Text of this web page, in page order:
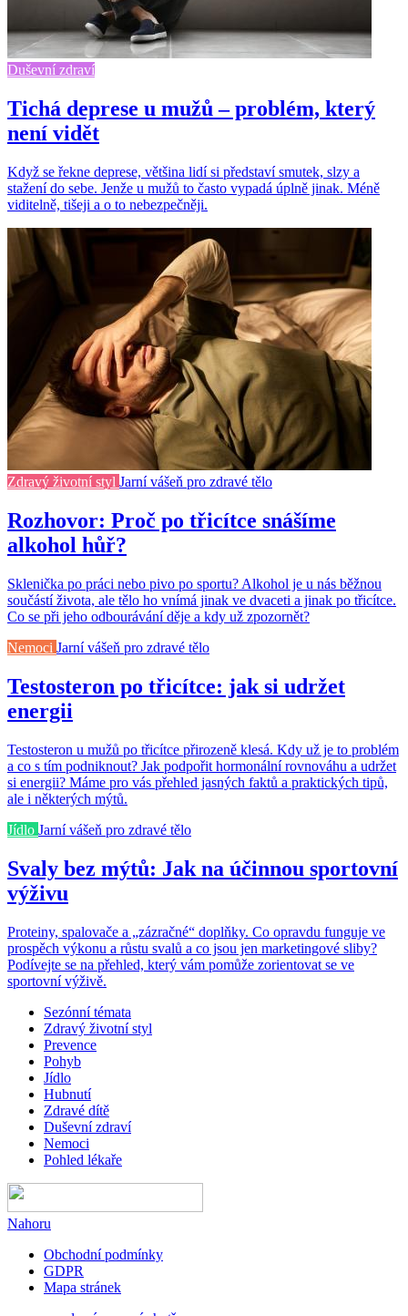
Duševní zdraví
Tichá deprese u mužů – problém, který
není vidět
Když se řekne deprese, většina lidí si představí smutek, slzy a
stažení do sebe. Jenže u mužů to často vypadá úplně jinak. Méně
viditelně, tišeji a o to nebezpečněji.
Zdravý životní styl Jarní vášeň pro zdravé tělo
Rozhovor: Proč po třicítce snášíme
alkohol hůř?
Sklenička po práci nebo pivo po sportu? Alkohol je u nás běžnou
součástí života, ale tělo ho vnímá jinak ve dvaceti a jinak po třicítce.
Co se při jeho odbourávání děje a kdy už zpozornět?
Nemoci Jarní vášeň pro zdravé tělo
Testosteron po třicítce: jak si udržet
energii
Testosteron u mužů po třicítce přirozeně klesá. Kdy už je to problém
a co s tím podniknout? Jak podpořit hormonální rovnováhu a udržet
si energii? Máme pro vás přehled jasných faktů a praktických tipů,
ale i některých mýtů.
Jídlo Jarní vášeň pro zdravé tělo
Svaly bez mýtů: Jak na účinnou sportovní
výživu
Proteiny, spalovače a „zázračné“ doplňky. Co opravdu funguje ve
prospěch výkonu a růstu svalů a co jsou jen marketingové sliby?
Podívejte se na přehled, který vám pomůže zorientovat se ve
sportovní výživě.
Sezónní témata
Zdravý životní styl
Prevence
Pohyb
Jídlo
Hubnutí
Zdravé dítě
Duševní zdraví
Nemoci
Pohled lékaře
Nahoru
Obchodní podmínky
GDPR
Mapa stránek